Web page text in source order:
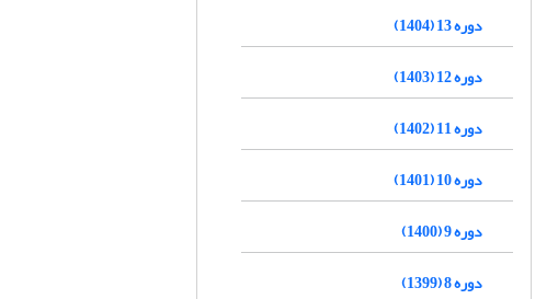
دوره 13 (1404)
دوره 12 (1403)
دوره 11 (1402)
دوره 10 (1401)
دوره 9 (1400)
دوره 8 (1399)